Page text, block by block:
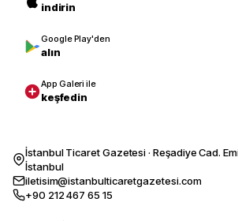
indirin
Google Play'den
alın
App Galeri ile
keşfedin
İstanbul Ticaret Gazetesi · Reşadiye Cad.
İstanbul
iletisim@istanbulticaretgazetesi.com
+90 212 467 65 15